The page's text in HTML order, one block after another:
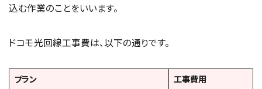
込む作業のことをいいます。
ドコモ光回線工事費は、以下の通りです。
プラン
工事費用